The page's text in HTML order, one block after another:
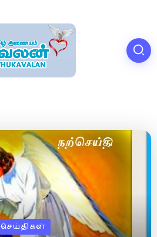
செய்திகள்